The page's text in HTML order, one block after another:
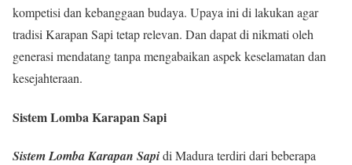
kompetisi dan kebanggaan budaya. Upaya ini di lakukan agar
tradisi Karapan Sapi tetap relevan. Dan dapat di nikmati oleh
generasi mendatang tanpa mengabaikan aspek keselamatan dan
kesejahteraan.
Sistem Lomba Karapan Sapi
Sistem Lomba Karapan Sapidi Madura terdiri dari beberapa